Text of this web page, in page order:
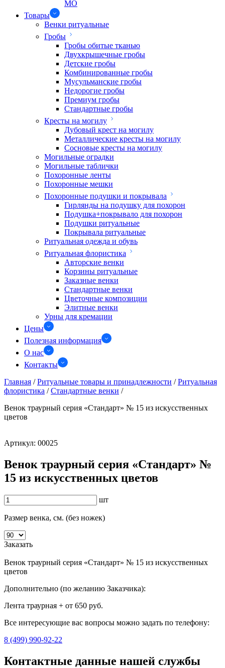
МО
Товары
Венки ритуальные
Гробы
Гробы обитые тканью
Двухкрышечные гробы
Детские гробы
Комбинированные гробы
Мусульманские гробы
Недорогие гробы
Премиум гробы
Стандартные гробы
Кресты на могилу
Дубовый крест на могилу
Металлические кресты на могилу
Сосновые кресты на могилу
Могильные оградки
Могильные таблички
Похоронные ленты
Похоронные мешки
Похоронные подушки и покрывала
Гирлянды на подушку для похорон
Подушка+покрывало для похорон
Подушки ритуальные
Покрывала ритуальные
Ритуальная одежда и обувь
Ритуальная флористика
Авторские венки
Корзины ритуальные
Заказные венки
Стандартные венки
Цветочные композиции
Элитные венки
Урны для кремации
Цены
Полезная информация
О нас
Контакты
Главная / Ритуальные товары и принадлежности / Ритуальная
флористика / Стандартные венки /
Венок траурный серия «Стандарт» № 15 из искусственных
цветов
Артикул: 00025
Венок траурный серия «Стандарт» №
15 из искусственных цветов
шт
Размер венка, см. (без ножек)
Заказать
Венок траурный серия «Стандарт» № 15 из искусственных
цветов
Дополнительно (по желанию Заказчика):
Лента траурная + от 650 руб.
Все интересующие вас вопросы можно задать по телефону:
8 (499) 990-92-22
Контактные данные нашей службы